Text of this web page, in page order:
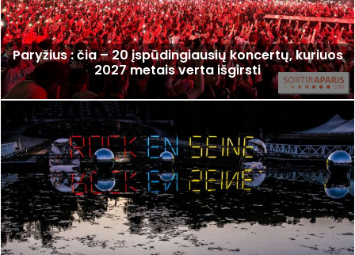
Paryžius : čia – 20 įspūdingiausių koncertų, kuriuos
2027 metais verta išgirsti